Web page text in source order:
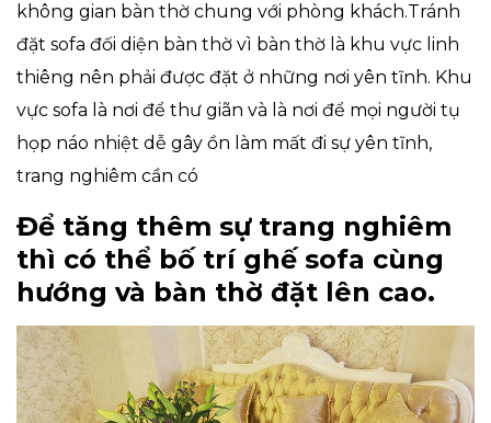
không gian bàn thờ chung với phòng khách.Tránh
đặt sofa đối diện bàn thờ vì bàn thờ là khu vực linh
thiêng nên phải được đặt ở những nơi yên tĩnh. Khu
vực sofa là nơi để thư giãn và là nơi để mọi người tụ
họp náo nhiệt dễ gây ồn làm mất đi sự yên tĩnh,
trang nghiêm cần có
Để tăng thêm sự trang nghiêm
thì có thể bố trí ghế sofa cùng
hướng và bàn thờ đặt lên cao.